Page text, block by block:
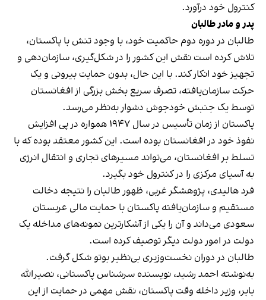
کنترول خود درآورد.
پدر و مادر طالبان
طالبان در دوره دوم حاکمیت خود، با وجود تنش با پاکستان،
تلاش کرده است نقش این کشور را در شکل‌گیری، سازمان‌دهی و
تجهیز خود انکار کند. با این حال، بدون حمایت بیرونی و یک
حرکت سازمان‌یافته، تصرف سریع بخش بزرگی از افغانستان
توسط یک جنبش خودجوش دشوار به‌نظر می‌رسد.
پاکستان از زمان تأسیس در سال ۱۹۴۷ همواره در پی افزایش
نفوذ خود در افغانستان بوده است. این کشور معتقد بوده که با
تسلط بر افغانستان، می‌تواند مسیرهای تجاری و انتقال انرژی
به آسیای مرکزی را در کنترول خود بگیرد.
فرد هالیدی، پژوهشگر غربی، ظهور طالبان را نتیجه دخالت
مستقیم و سازمان‌یافته پاکستان با حمایت مالی عربستان
سعودی می‌داند و آن را یکی از آشکارترین نمونه‌های مداخله یک
دولت در امور دولت دیگر توصیف کرده است.
طالبان در دوران نخست‌وزیری بی‌نظیر بوتو شکل گرفت.
به‌نوشته احمد رشید، نویسنده سرشناس پاکستانی، نصیرالله
بابر، وزیر داخله وقت پاکستان، نقش مهمی در حمایت از این